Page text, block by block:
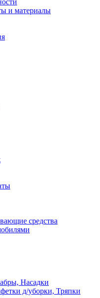
и материалы
средства
Насадки
д/уборки, Тряпки